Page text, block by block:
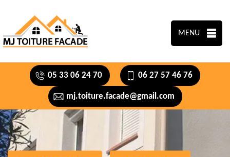
MENU
05 33 06 24 70 06 27 57 46 76
mj.toiture.facade@gmail.com